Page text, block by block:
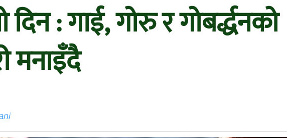
दिन : गाई, गोरु र गोबर्द्धनको
मनाइँदै